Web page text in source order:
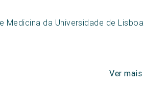
Medicina da Universidade de Lisboa
Ver mais